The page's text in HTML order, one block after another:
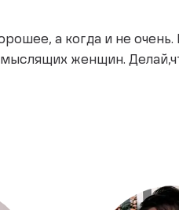
а когда и не очень.
женщин.